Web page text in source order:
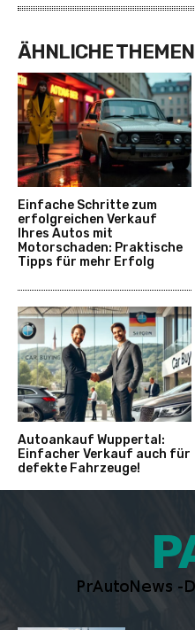
ÄHNLICHE THEMEN
Einfache Schritte zum
erfolgreichen Verkauf
Ihres Autos mit
Motorschaden: Praktische
Tipps für mehr Erfolg
Autoankauf Wuppertal:
Einfacher Verkauf auch für
defekte Fahrzeuge!